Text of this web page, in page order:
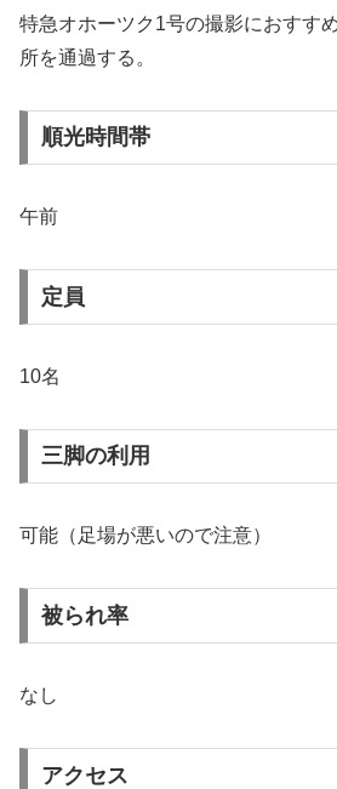
特急オホーツク1号の撮影におすす
所を通過する。
順光時間帯
午前
定員
10名
三脚の利用
可能（足場が悪いので注意）
被られ率
なし
アクセス